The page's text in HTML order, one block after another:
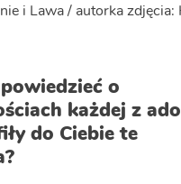
i Lawa / autorka zdjęcia:
o
każdej z
do Ciebie te